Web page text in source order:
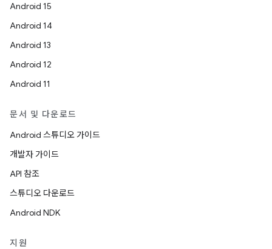
Android 15
Android 14
Android 13
Android 12
Android 11
문서 및 다운로드
Android 스튜디오 가이드
개발자 가이드
API 참조
스튜디오 다운로드
Android NDK
지원